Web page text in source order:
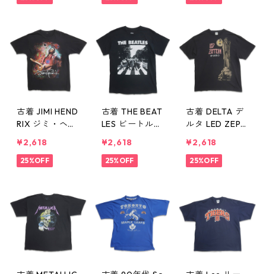
バンドTシャツ
バンT プリント
Tシャツ シング
ルステッチ ブ
ラック 表記：X
w60806
ック 表記：M
gd410393n w6
0806
6
古着 JIMI HEND
RIX ジミ・ヘン
ンドTシャツ プ
リントTシャツ
391n w60806
¥2,618
25%OFF
古着 THE BEAT
LES ビートルズ
プリントTシャ
ツ ブラック 表
¥2,618
25%OFF
古着 DELTA デ
ルタ LED ZEPP
ェッペリン バ
ンドTシャツ プ
記：XL gd410
389n w60806
¥2,618
25%OFF